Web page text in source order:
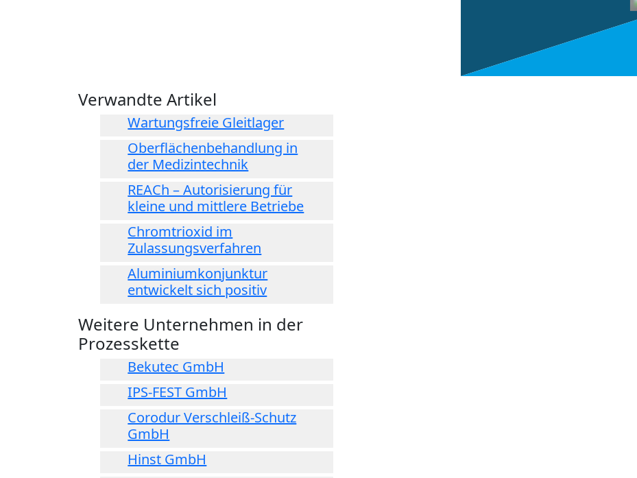
Verwandte Artikel
Wartungsfreie Gleitlager
Oberflächenbehandlung in
der Medizintechnik
REACh – Autorisierung für
kleine und mittlere Betriebe
Chromtrioxid im
Zulassungsverfahren
Aluminiumkonjunktur
entwickelt sich positiv
Weitere Unternehmen in der
Prozesskette
Bekutec GmbH
IPS-FEST GmbH
Corodur Verschleiß-Schutz
GmbH
Hinst GmbH